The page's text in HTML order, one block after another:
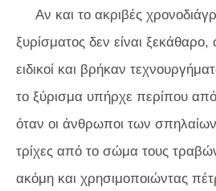
Αν και το ακριβές
ξυρίσματος δεν είναι ξεκάθαρο,
ειδικοί και βρήκαν
το ξύρισμα υπήρχε περίπου
όταν οι άνθρωποι των σπηλαίων
τρίχες από το σώμα τους
ακόμη και χρησιμοποιώντας